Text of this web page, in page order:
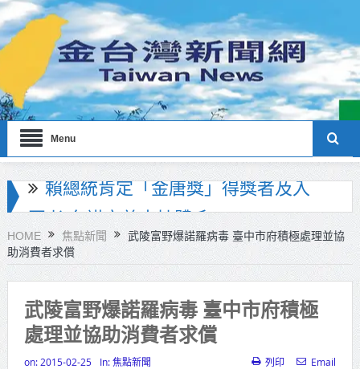
Menu
海巡署南部分署主官大換血 蔡順元
勉提升巡防戰力
北市鮮奶週報再升級！8月31日補助
擴大至國中生
雙北合作里程碑！萬大線動態測試
侯友宜蔣萬安攜手視察
HOME 焦點新聞
武陵富野爆諾羅病毒 臺中市府積極處理並協
助消費者求償
武陵富野爆諾羅病毒 臺中市府積極
處理並協助消費者求償
on: 2015-02-25 In:焦點新聞 列印 Email